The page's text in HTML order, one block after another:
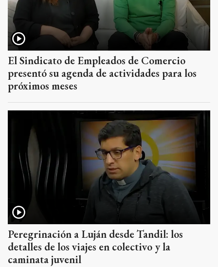
El Sindicato de Empleados de Comercio
presentó su agenda de actividades para los
próximos meses
Peregrinación a Luján desde Tandil: los
detalles de los viajes en colectivo y la
caminata juvenil